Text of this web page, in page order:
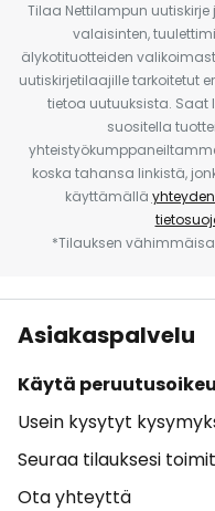
Tilaa Nettilampun
valaisinten,
älykotituotteiden
uutiskirjetilaajille tarkoitetut
tietoa uutuuksista.
suositella
koska tahansa linkistä,
käyttämällä
*Tilauksen
Asiakaspalvelu
Käytä
Usein kysytyt
Seuraa tilauksesi
Ota yhteyttä